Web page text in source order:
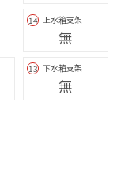
13 下水箱支架
無
14 上水箱支架
無